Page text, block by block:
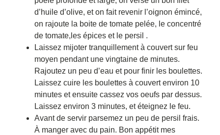
d’huile d’olive, et on fait revenir l’oignon émincé,
on rajoute la boite de tomate pelée, le concentré
de tomate,les épices et le persil .
Laissez mijoter tranquillement à couvert sur feu
moyen pendant une vingtaine de minutes.
Rajoutez un peu d’eau et pour finir les boulettes.
Laissez cuire les boulettes à couvert environ 10
minutes et ensuite cassez vos oeufs par dessus.
Laissez environ 3 minutes, et éteignez le feu.
Avant de servir parsemez un peu de persil frais.
À manger avec du pain. Bon appétit mes